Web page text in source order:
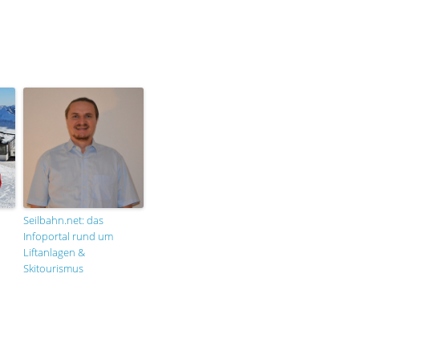
Seilbahn.net: das
Infoportal rund um
Liftanlagen &
Skitourismus